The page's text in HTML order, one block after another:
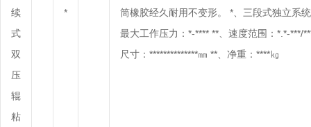
续
式
双
压
辊
粘
*
筒橡胶经久耐用不变形。 *、三段式独立系
最大工作压力：*-**** **、速度范围：*.*-***/
尺寸：**************㎜ **、净重：****㎏